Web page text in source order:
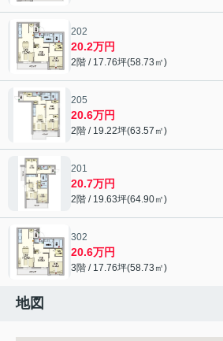
202
20.2万円
2階 / 17.76坪(58.73㎡)
205
20.6万円
2階 / 19.22坪(63.57㎡)
201
20.7万円
2階 / 19.63坪(64.90㎡)
302
20.6万円
3階 / 17.76坪(58.73㎡)
地図